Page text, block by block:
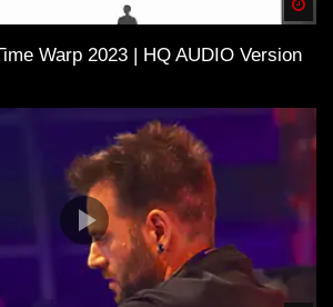
Warp 2023 | HQ AUDIO Version